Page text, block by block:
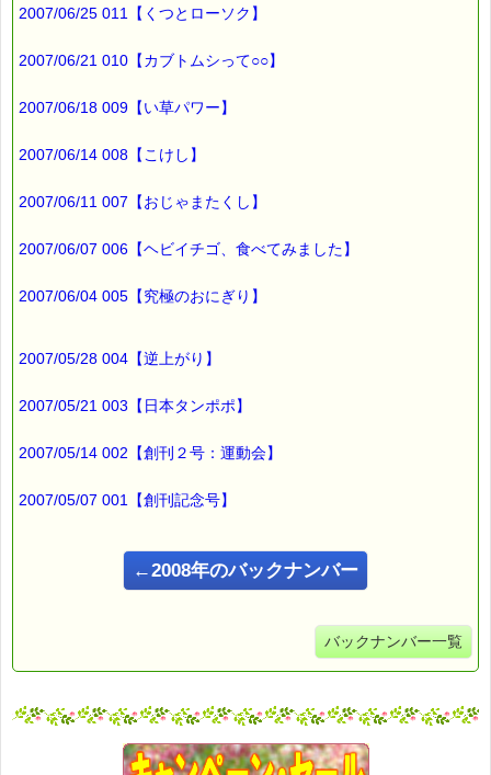
での話題でした。
ちなみに
ヤシの実ジュースのお値段は、
絶対に買わないですね (*^_^*)
*****@pass-thyme.com
■メルマガ読者だけの eクーポン券 プレゼント
有効期限 ：2007/10/29(月)まで
バッチフラワーレメディ・レスキュークリーム１本当毎に
当たる確率は（1等：5% 2等：10% 3等：85%）です。
※1度のご購入につき1枚しかご利用いただけません。
→https://pass-thyme.com/info/#coupon
∞∞∞∞∞∞∞∞∞∞∞∞∞∞∞∞∞∞∞∞∞∞∞∞∞∞∞∞∞∞∞∞∞
このメールはｅパスタイムをご利用（ご注文、お問い合わせ、プ
2007/06/25 011【くつとローソク】
2007/06/21 010【カブトムシって○○】
2007/06/18 009【い草パワー】
2007/06/14 008【こけし】
2007/06/11 007【おじゃまたくし】
2007/06/07 006【ヘビイチゴ、食べてみました】
2007/06/04 005【究極のおにぎり】
2007/05/28 004【逆上がり】
2007/05/21 003【日本タンポポ】
2007/05/14 002【創刊２号：運動会】
2007/05/07 001【創刊記念号】
←2008年のバックナンバー
バックナンバー一覧